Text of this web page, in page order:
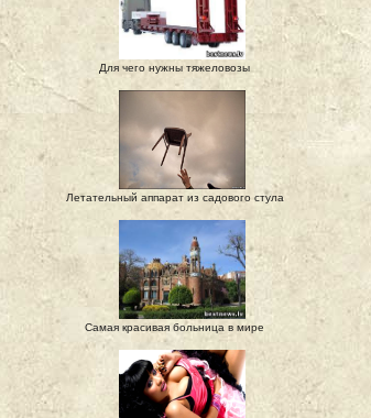
Для чего нужны тяжеловозы
Летательный аппарат из садового стула
Самая красивая больница в мире